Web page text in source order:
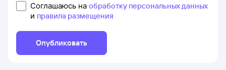
Соглашаюсь на обработку персональных данных
и правила размещения
Опубликовать